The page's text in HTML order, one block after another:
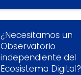
¿Necesitamos un
Observatorio
independiente del
Ecosistema Digital?